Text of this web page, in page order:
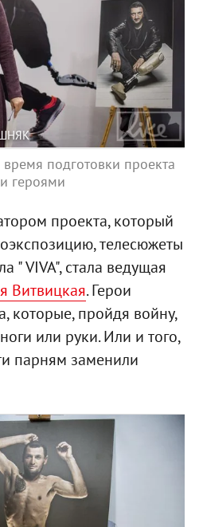
подготовки проекта
героями
проекта, который
телесюжеты
" VIVA", стала ведущая
Витвицкая. Герои
которые, пройдя войну,
или руки. Или и того,
парням заменили